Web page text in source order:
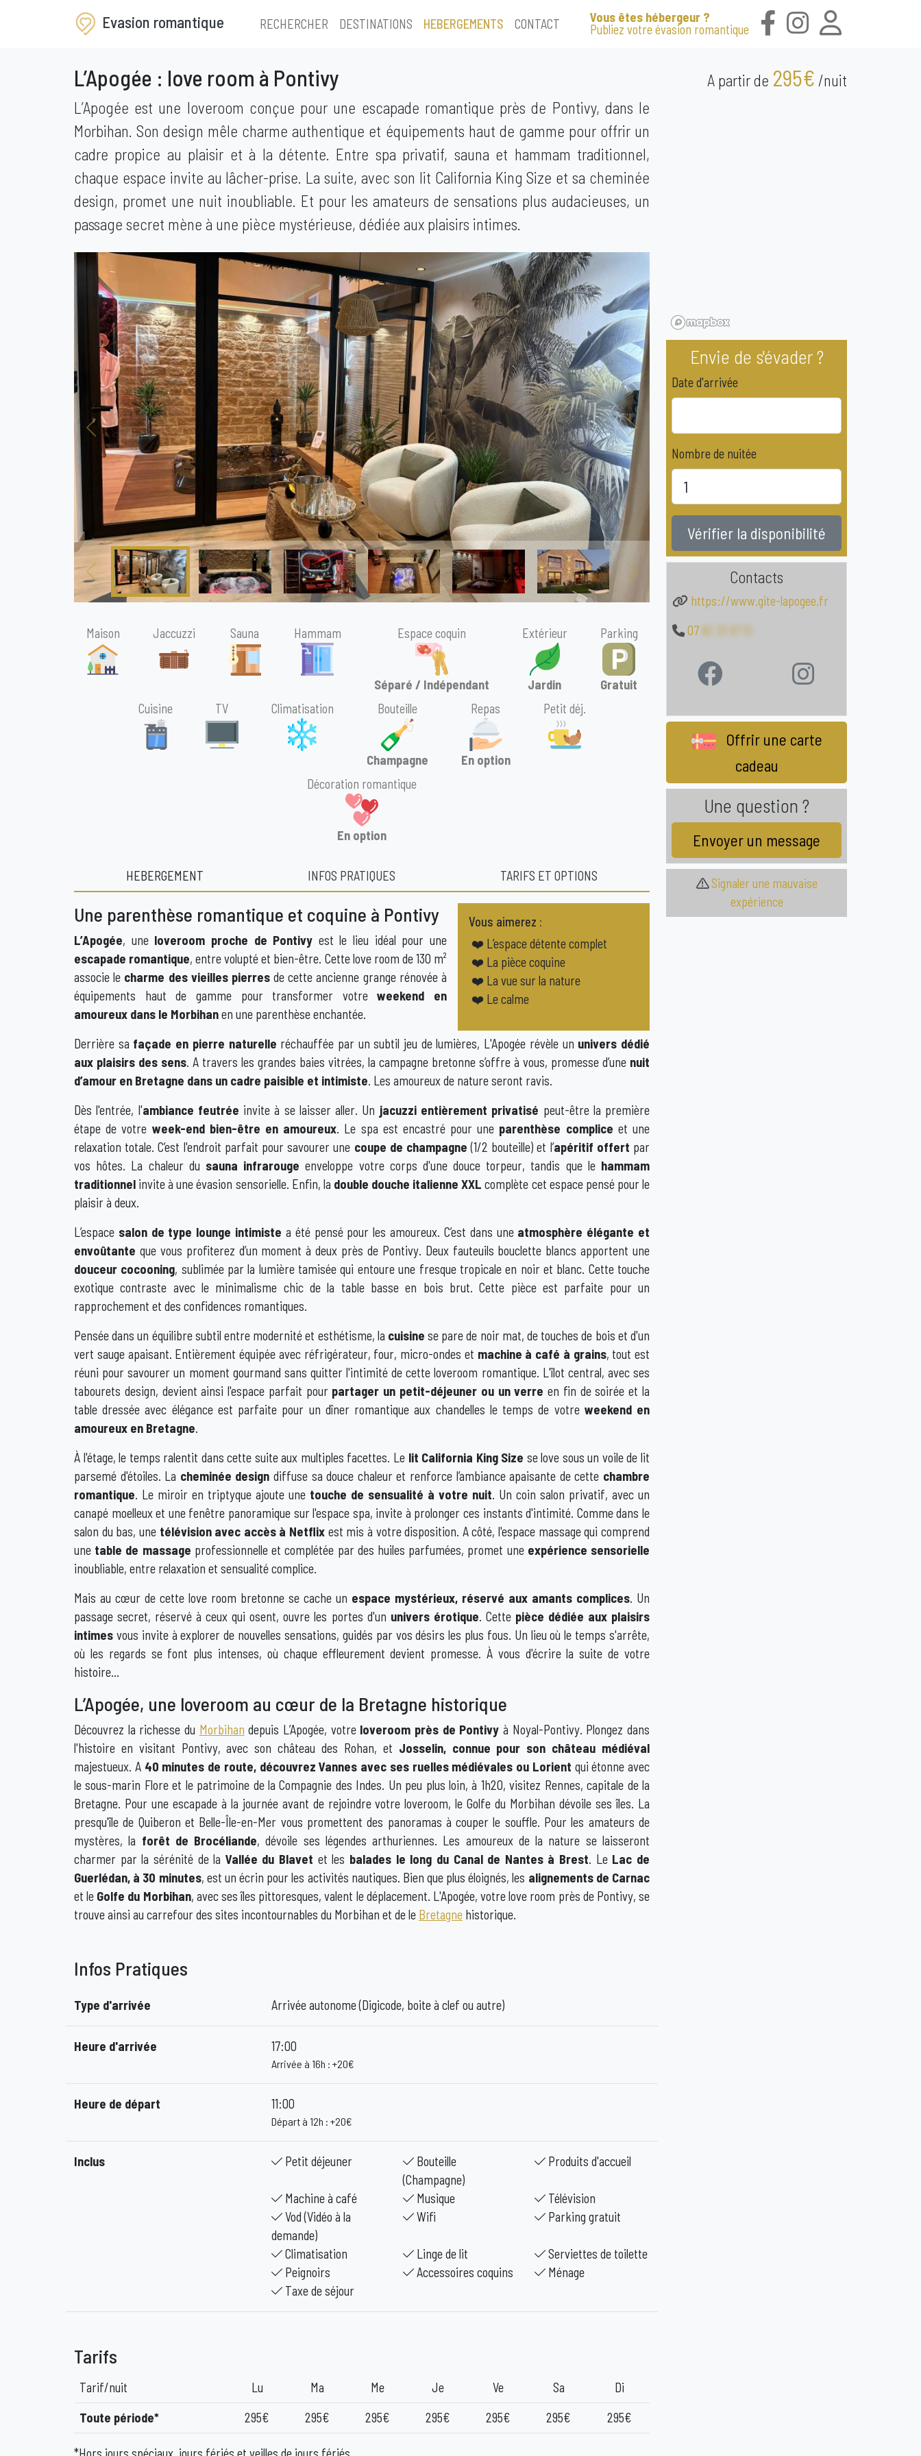
Evasion romantique RECHERCHER DESTINATIONS HEBERGEMENTS CONTACT
Vous êtes hébergeur ?
Publiez votre évasion romantique
L’Apogée : love room à Pontivy
L’Apogée est une loveroom conçue pour une escapade romantique près de Pontivy, dans le
Morbihan. Son design mêle charme authentique et équipements haut de gamme pour offrir un
cadre propice au plaisir et à la détente. Entre spa privatif, sauna et hammam traditionnel,
chaque espace invite au lâcher-prise. La suite, avec son lit California King Size et sa cheminée
design, promet une nuit inoubliable. Et pour les amateurs de sensations plus audacieuses, un
passage secret mène à une pièce mystérieuse, dédiée aux plaisirs intimes.
Previous Next
Previous Next
Maison Jaccuzzi Sauna Hammam Espace coquin
Séparé / Indépendant
Extérieur
Jardin
Parking
Gratuit
Cuisine
TV Climatisation Bouteille
Champagne
Repas
En option
Petit déj.
Décoration romantique
En option
HEBERGEMENT INFOS PRATIQUES TARIFS ET OPTIONS
Vous aimerez :
❤️ L’espace détente complet
❤️ La pièce coquine
❤️ La vue sur la nature
❤️ Le calme
Une parenthèse romantique et coquine à Pontivy
L’Apogée, une loveroom proche de Pontivy est le lieu idéal pour une
escapade romantique, entre volupté et bien-être. Cette love room de 130 m²
associe le charme des vieilles pierresde cette ancienne grange rénovée à
équipements haut de gamme pour transformer votreweekend en
amoureux dans le Morbihanen une parenthèse enchantée.
Derrière sa façade en pierre naturelle réchauffée par un subtil jeu de lumières, L'Apogée révèle un univers dédié
aux plaisirs des sens. A travers les grandes baies vitrées, la campagne bretonne s’offre à vous, promesse d’une nuit
d’amour en Bretagne dans un cadre paisible et intimiste. Les amoureux de nature seront ravis.
Dès l'entrée, l'ambiance feutrée invite à se laisser aller. Un jacuzzi entièrement privatisé peut-être la première
étape de votre week-end bien-être en amoureux. Le spa est encastré pour une parenthèse complice et une
relaxation totale. C’est l'endroit parfait pour savourer une coupe de champagne (1/2 bouteille) et l’apéritif offert par
vos hôtes. La chaleur du sauna infrarouge enveloppe votre corps d'une douce torpeur, tandis que lehammam
traditionnel invite à une évasion sensorielle. Enfin, la double douche italienne XXL complète cet espace pensé pour le
plaisir à deux.
L’espace salon de type lounge intimiste a été pensé pour les amoureux. C’est dans uneatmosphère élégante et
envoûtante que vous profiterez d’un moment à deux près de Pontivy. Deux fauteuils bouclette blancs apportent une
douceur cocooning, sublimée par la lumière tamisée qui entoure une fresque tropicale en noir et blanc. Cette touche
exotique contraste avec le minimalisme chic de la table basse en bois brut. Cette pièce est parfaite pour un
rapprochement et des confidences romantiques.
Pensée dans un équilibre subtil entre modernité et esthétisme, la cuisine se pare de noir mat, de touches de bois et d'un
vert sauge apaisant. Entièrement équipée avec réfrigérateur, four, micro-ondes et machine à café à grains, tout est
réuni pour savourer un moment gourmand sans quitter l'intimité de cette loveroom romantique. L'îlot central, avec ses
tabourets design, devient ainsi l'espace parfait pour partager un petit-déjeuner ou un verreen fin de soirée et la
table dressée avec élégance est parfaite pour un dîner romantique aux chandelles le temps de votre weekend en
amoureux en Bretagne.
À l'étage, le temps ralentit dans cette suite aux multiples facettes. Le lit California King Size se love sous un voile de lit
parsemé d'étoiles. La cheminée design diffuse sa douce chaleur et renforce l’ambiance apaisante de cette chambre
romantique. Le miroir en triptyque ajoute une touche de sensualité à votre nuit. Un coin salon privatif, avec un
canapé moelleux et une fenêtre panoramique sur l'espace spa, invite à prolonger ces instants d'intimité. Comme dans le
salon du bas, une télévision avec accès à Netflix est mis à votre disposition. A côté, l'espace massage qui comprend
une table de massage professionnelle et complétée par des huiles parfumées, promet uneexpérience sensorielle
inoubliable, entre relaxation et sensualité complice.
Mais au cœur de cette love room bretonne se cache un espace mystérieux, réservé aux amants complices. Un
passage secret, réservé à ceux qui osent, ouvre les portes d'un univers érotique. Cette pièce dédiée aux plaisirs
intimes vous invite à explorer de nouvelles sensations, guidés par vos désirs les plus fous. Un lieu où le temps s'arrête,
où les regards se font plus intenses, où chaque effleurement devient promesse. À vous d'écrire la suite de votre
histoire…
L’Apogée, une loveroom au cœur de la Bretagne historique
Découvrez la richesse du Morbihan depuis L’Apogée, votre loveroom près de Pontivy à Noyal-Pontivy. Plongez dans
l'histoire en visitant Pontivy, avec son château des Rohan, et Josselin, connue pour son château médiéval
majestueux. A 40 minutes de route, découvrez Vannes avec ses ruelles médiévales ou Lorient qui étonne avec
le sous-marin Flore et le patrimoine de la Compagnie des Indes. Un peu plus loin, à 1h20, visitez Rennes, capitale de la
Bretagne. Pour une escapade à la journée avant de rejoindre votre loveroom, le Golfe du Morbihan dévoile ses îles. La
presqu'île de Quiberon et Belle-Île-en-Mer vous promettent des panoramas à couper le souffle. Pour les amateurs de
mystères, la forêt de Brocéliande, dévoile ses légendes arthuriennes. Les amoureux de la nature se laisseront
charmer par la sérénité de la Vallée du Blavet et les balades le long du Canal de Nantes à Brest. LeLac de
Guerlédan, à 30 minutes, est un écrin pour les activités nautiques. Bien que plus éloignés, les alignements de Carnac
et le Golfe du Morbihan, avec ses îles pittoresques, valent le déplacement. L'Apogée, votre love room près de Pontivy, se
trouve ainsi au carrefour des sites incontournables du Morbihan et de le Bretagne historique.
Infos Pratiques
Type d'arrivée Arrivée autonome (Digicode, boite à clef ou autre)
Heure d'arrivée 17:00
Arrivée à 16h : +20€
Heure de départ 11:00
Départ à 12h : +20€
Inclus Petit déjeuner
Bouteille
(Champagne)
Produits d'accueil
Machine à café Musique
Télévision
Vod (Vidéo à la
demande)
Wifi Parking gratuit
Climatisation Linge de lit
Serviettes de toilette
Peignoirs
Accessoires coquins
Ménage
Taxe de séjour
Tarifs
Tarif/nuit Lu Ma Me Je Ve Sa
Di
Toute période*
295€ 295€ 295€ 295€ 295€ 295€ 295€
A partir de 295€ /nuit
Envie de s'évader ?
Date d'arrivée
Nombre de nuitée
Vérifier la disponibilité
Contacts
https://www.gite-lapogee.fr
07 82 33 97 51
Offrir une carte
cadeau
Une question ?
Envoyer un message
Signaler une mauvaise
expérience